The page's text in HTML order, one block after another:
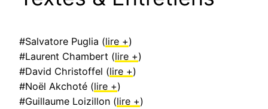
#Salvatore Puglia (lire +)
#Laurent Chambert (lire +)
#David Christoffel (lire +)
#Noël Akchoté (lire +)
#Guillaume Loizillon (lire +)